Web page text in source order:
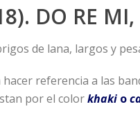
DO RE MI,
de lana, largos y
referencia a las
por el colorkhaki o